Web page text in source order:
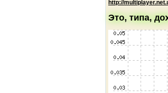
http://
Это, типа,